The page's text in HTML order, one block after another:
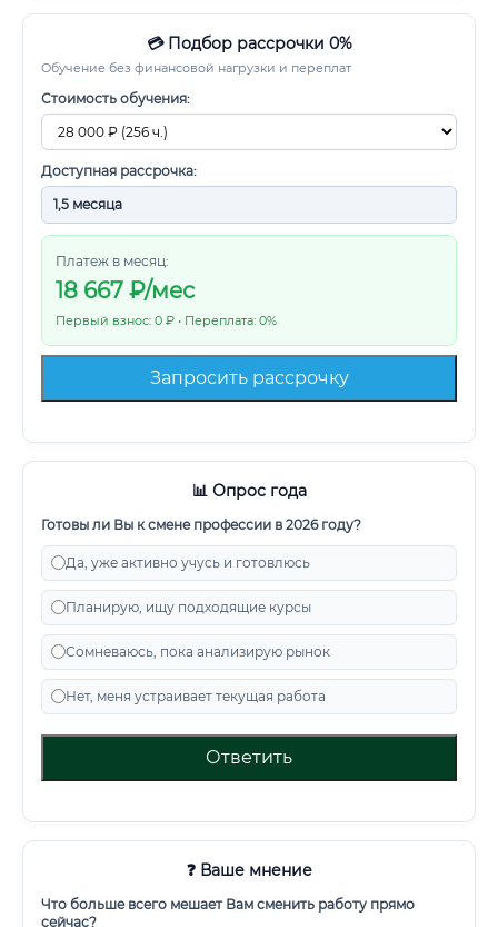
💳 Подбор рассрочки 0%
Обучение без финансовой нагрузки и переплат
Стоимость обучения:
Доступная рассрочка:
Платеж в месяц:
18 667 ₽/мес
Первый взнос: 0 ₽ • Переплата: 0%
Запросить рассрочку
📊 Опрос года
Готовы ли Вы к смене профессии в 2026 году?
Да, уже активно учусь и готовлюсь
Планирую, ищу подходящие курсы
Сомневаюсь, пока анализирую рынок
Нет, меня устраивает текущая работа
Ответить
❓ Ваше мнение
Что больше всего мешает Вам сменить работу прямо
сейчас?